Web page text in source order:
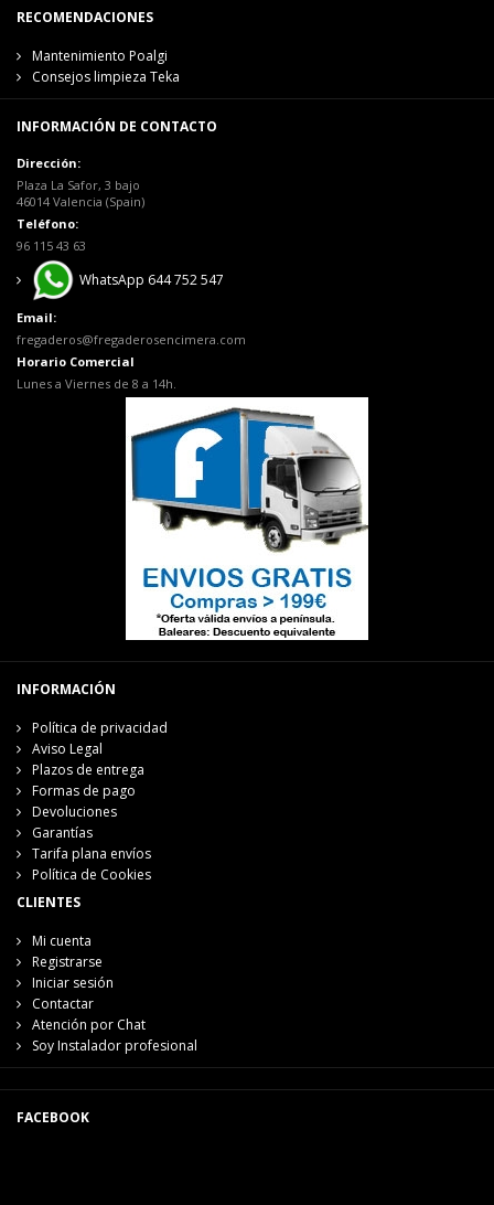
RECOMENDACIONES
Mantenimiento Poalgi
Consejos limpieza Teka
INFORMACIÓN DE CONTACTO
Dirección:
Plaza La Safor, 3 bajo
46014 Valencia (Spain)
Teléfono:
96 115 43 63
WhatsApp 644 752 547
Email:
fregaderos@fregaderosencimera.com
Horario Comercial
Lunes a Viernes de 8 a 14h.
INFORMACIÓN
Política de privacidad
Aviso Legal
Plazos de entrega
Formas de pago
Devoluciones
Garantías
Tarifa plana envíos
Política de Cookies
CLIENTES
Mi cuenta
Registrarse
Iniciar sesión
Contactar
Atención por Chat
Soy Instalador profesional
FACEBOOK